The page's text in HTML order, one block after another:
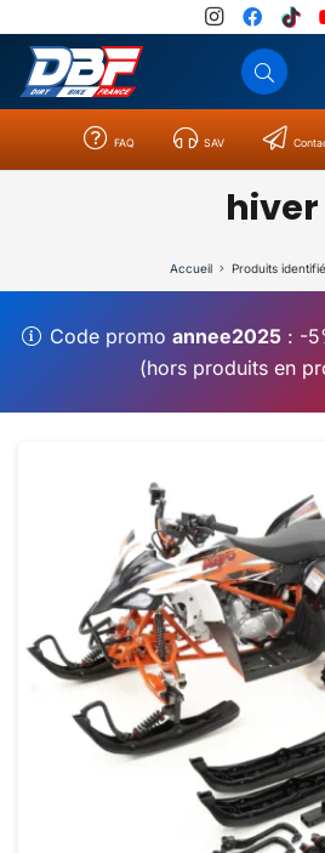
FAQ SAV
hiver
Accueil Produits
Code promo annee2025: -
(hors produits en
Catégories Résultats